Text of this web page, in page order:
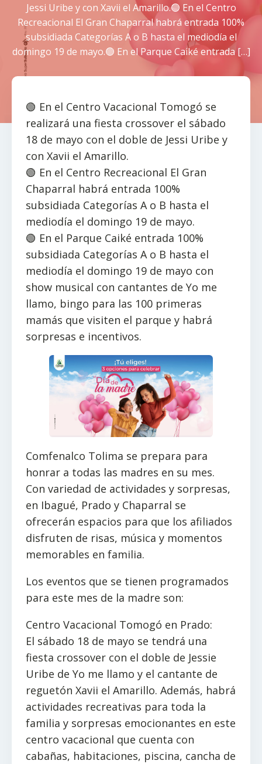
Jessi Uribe y con Xavii el Amarillo.🟢 En el Centro
Recreacional El Gran Chaparral habrá entrada 100%
subsidiada Categorías A o B hasta el mediodía el
domingo 19 de mayo.🟢 En el Parque Caiké entrada […]
🟢 En el Centro Vacacional Tomogó se
realizará una fiesta crossover el sábado
18 de mayo con el doble de Jessi Uribe y
con Xavii el Amarillo.
🟢 En el Centro Recreacional El Gran
Chaparral habrá entrada 100%
subsidiada Categorías A o B hasta el
mediodía el domingo 19 de mayo.
🟢 En el Parque Caiké entrada 100%
subsidiada Categorías A o B hasta el
mediodía el domingo 19 de mayo con
show musical con cantantes de Yo me
llamo, bingo para las 100 primeras
mamás que visiten el parque y habrá
sorpresas e incentivos.
Comfenalco Tolima se prepara para
honrar a todas las madres en su mes.
Con variedad de actividades y sorpresas,
en Ibagué, Prado y Chaparral se
ofrecerán espacios para que los afiliados
disfruten de risas, música y momentos
memorables en familia.
Los eventos que se tienen programados
para este mes de la madre son:
Centro Vacacional Tomogó en Prado:
El sábado 18 de mayo se tendrá una
fiesta crossover con el doble de Jessie
Uribe de Yo me llamo y el cantante de
reguetón Xavii el Amarillo. Además, habrá
actividades recreativas para toda la
familia y sorpresas emocionantes en este
centro vacacional que cuenta con
cabañas, habitaciones, piscina, cancha de